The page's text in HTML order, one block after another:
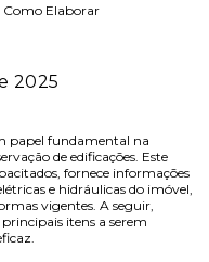
2025
papel fundamental na
de edificações. Este
fornece informações
e hidráulicas do imóvel,
vigentes. A seguir,
itens a serem